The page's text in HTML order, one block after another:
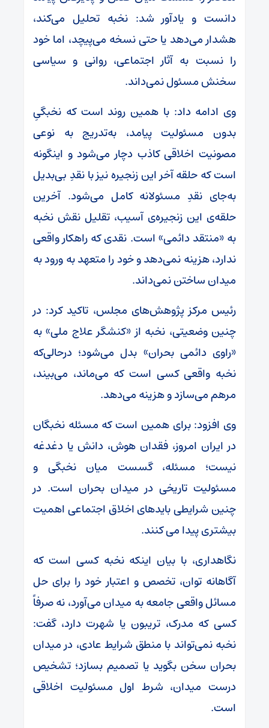
دانست و یادآور شد: نخبه تحلیل می‌کند،
هشدار می‌دهد یا حتی نسخه می‌پیچد، اما خود
را نسبت به آثار اجتماعی، روانی و سیاسی
سخنش مسئول نمی‌داند.
وی ادامه داد:‌ با همین روند است که نخبگیِ
بدون مسئولیت پیامد، به‌تدریج به نوعی
مصونیت اخلاقی کاذب دچار می‌شود و اینگونه
است که حلقه آخر این زنجیره نیز با نقدِ بی‌بدیل
به‌جای نقدِ مسئولانه کامل می‌شود. آخرین
حلقه‌ی این زنجیره‌ی آسیب، تقلیل نقش نخبه
به «منتقد دائمی» است. نقدی که راهکار واقعی
ندارد، هزینه نمی‌دهد و خود را متعهد به ورود به
میدان ساختن نمی‌داند.
رئیس مرکز پژوهش‌های مجلس، تاکید کرد: در
چنین وضعیتی، نخبه از «کنشگر علاج ملی» به
«راوی دائمی بحران» بدل می‌شود؛ درحالی‌که
نخبه‌ واقعی کسی است که می‌ماند، می‌بیند،
مرهم می‌سازد و هزینه می‌دهد.
وی افزود: برای همین است که مسئله نخبگان
در ایران امروز، فقدان هوش، دانش یا دغدغه
نیست؛ مسئله، گسست میان نخبگی و
مسئولیت تاریخی در میدان بحران است. در
چنین شرایطی بایدهای اخلاق اجتماعی اهمیت
بیشتری پیدا می کنند.
نگاهداری، با بیان اینکه نخبه کسی است که
آگاهانه توان، تخصص و اعتبار خود را برای حل
مسائل واقعی جامعه به میدان می‌آورد، نه صرفاً
کسی که مدرک، تریبون یا شهرت دارد، گفت:
نخبه نمی‌تواند با منطق شرایط عادی، در میدان
بحران سخن بگوید یا تصمیم بسازد؛ تشخیص
درست میدان، شرط اول مسئولیت اخلاقی
است.